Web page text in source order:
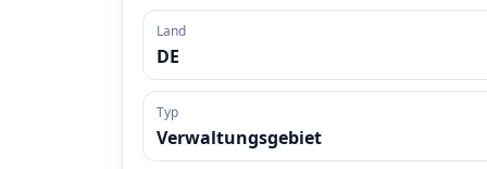
Land
DE
Typ
Verwaltungsgebiet